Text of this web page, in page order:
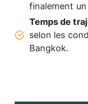
finalement
Temps de
selon les
Bangkok.